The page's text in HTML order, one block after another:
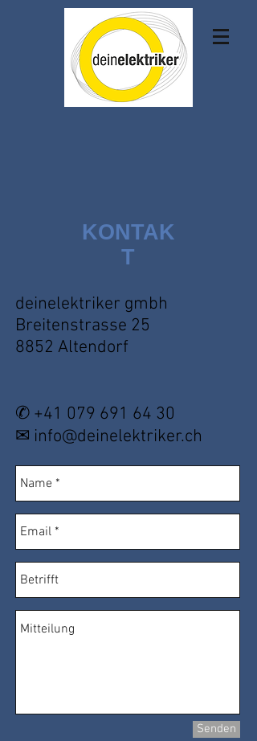
KONTAK
T
deinelektriker gmbh
Breitenstrasse 25
8852 Altendorf
✆ +41 079 691 64 30
✉ info@deinelektriker.ch
Senden